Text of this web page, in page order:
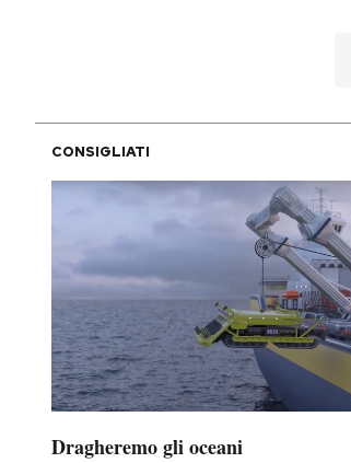
CONSIGLIATI
Dragheremo gli oceani